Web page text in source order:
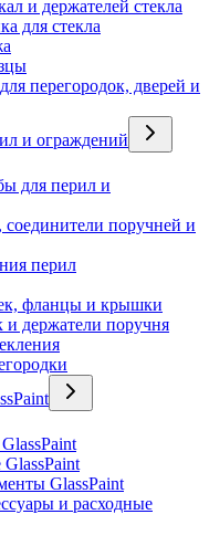
и держателей стекла
для стекла
перегородок, дверей и
и ограждений
для перил и
поручней и
перил
фланцы и крышки
и держатели поручня
GlassPaint
и расходные